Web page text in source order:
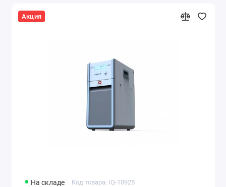
Акция
На складе Код товара: IQ-10925